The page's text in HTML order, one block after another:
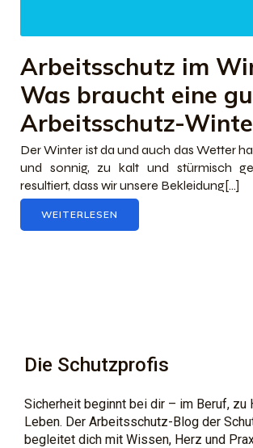
Arbeitsschutz im
Was braucht eine
Arbeitsschutz-
Der Winter ist da und auch das Wetter
und sonnig, zu kalt und stürmisch
resultiert, dass wir unsere Bekleidung[…]
WEITERLESEN
Die Schutzprofis
Sicherheit beginnt bei dir – im Beruf, zu
Leben. Der Arbeitsschutz-Blog der
begleitet dich mit Wissen, Herz und